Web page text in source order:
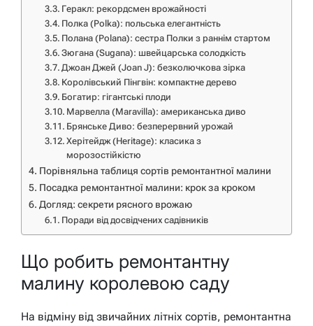
Геракл: рекордсмен врожайності
Полка (Polka): польська елегантність
Полана (Polana): сестра Полки з раннім стартом
Зюгана (Sugana): швейцарська солодкість
Джоан Джей (Joan J): безколючкова зірка
Королівський Пінгвін: компактне дерево
Богатир: гігантські плоди
Марвелла (Maravilla): американська диво
Брянське Диво: безперервний урожай
Херітейдж (Heritage): класика з
морозостійкістю
Порівняльна таблиця сортів ремонтантної малини
Посадка ремонтантної малини: крок за кроком
Догляд: секрети рясного врожаю
Поради від досвідчених садівників
Що робить ремонтантну
малину королевою саду
На відміну від звичайних літніх сортів, ремонтантна